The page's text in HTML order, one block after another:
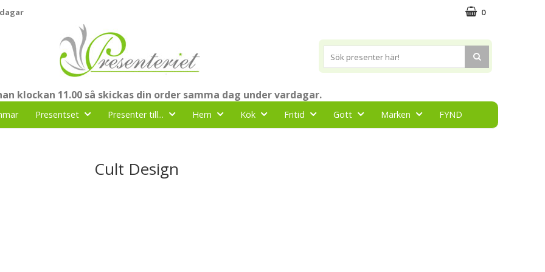
0
klockan 11.00 så skickas din order samma dag under vardagar.
Presentset Presenter till... Hem Kök Fritid Gott Märken FYND
Cult Design